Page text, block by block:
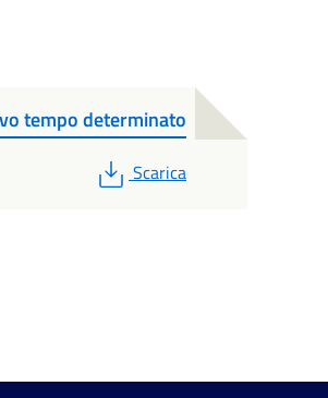
tempo determinato
PDF
Scarica